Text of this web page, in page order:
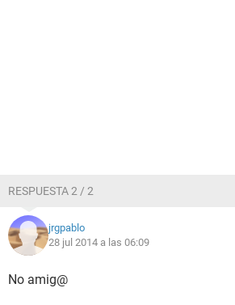
RESPUESTA 2 / 2
jrgpablo
28 jul 2014 a las 06:09
No amig@